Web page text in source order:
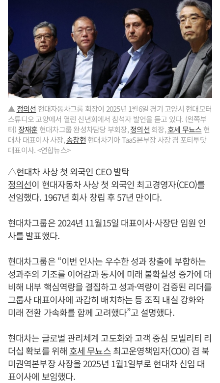
▲ 정의선 현대자동차그룹 회장이 2025년 1월6일 경기 고양시 현대모터
스튜디오 고양에서 열린 신년회에서 참석자 발언을 듣고 있다. (왼쪽부
터) 장재훈 현대차그룹 완성차담당 부회장,정의선 회장,호세 무뇨스 현
대차 대표이사 사장,송창현 현대차기아 TaaS본부장 사장 겸 포티투닷
대표이사. <연합뉴스>
△현대차 사상 첫 외국인 CEO 발탁
정의선이 현대자동차 사상 첫 외국인 최고경영자(CEO)를
선임했다. 1967년 회사 창립 후 57년 만이다.
현대차그룹은 2024년 11월15일 대표이사·사장단 임원 인
사를 발표했다.
현대차그룹은 “이번 인사는 우수한 성과 창출에 부합하는
성과주의 기조를 이어감과 동시에 미래 불확실성 증가에 대
비해 내부 핵심역량을 결집하고 성과·역량이 검증된 리더를
그룹사 대표이사에 과감히 배치하는 등 조직 내실 강화와
미래 전환 가속화를 함께 고려했다”고 설명했다.
현대차는 글로벌 관리체계 고도화와 고객 중심 모빌리티 리
더십 확보를 위해 호세 무뇨스최고운영책임자(COO) 겸 북
미권역본부장 사장을 2025년 1월1일부로 현대차 신임 대
표이사에 보임했다.